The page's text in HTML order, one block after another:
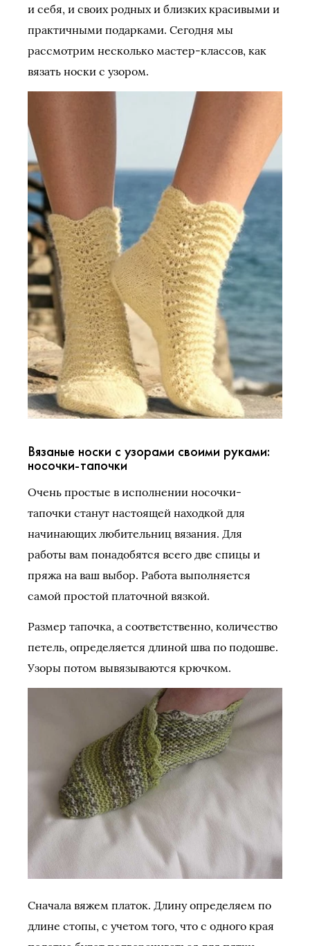
и себя, и своих родных и близких красивыми и
практичными подарками. Сегодня мы
рассмотрим несколько мастер-классов, как
вязать носки с узором.
Вязаные носки с узорами своими руками:
носочки-тапочки
Очень простые в исполнении носочки-
тапочки станут настоящей находкой для
начинающих любительниц вязания. Для
работы вам понадобятся всего две спицы и
пряжа на ваш выбор. Работа выполняется
самой простой платочной вязкой.
Размер тапочка, а соответственно, количество
петель, определяется длиной шва по подошве.
Узоры потом вывязываются крючком.
Сначала вяжем платок. Длину определяем по
длине стопы, с учетом того, что с одного края